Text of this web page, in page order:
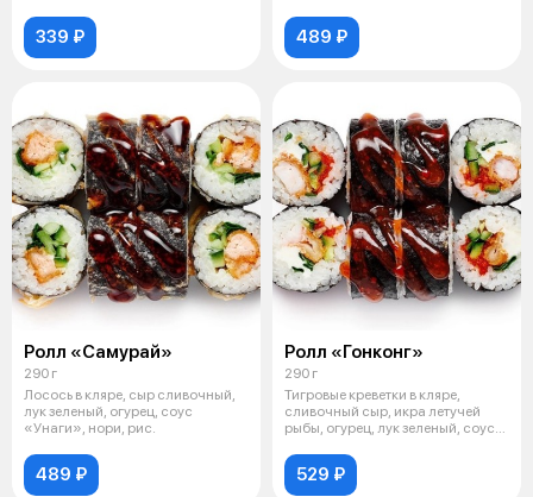
339 ₽ 489 ₽
Ролл «Самурай»
290 г
Лосось в кляре, сыр сливочный,
лук зеленый, огурец, соус
«Унаги», нори, рис.
489 ₽
Ролл «Гонконг»
290 г
Тигровые креветки в кляре,
сливочный сыр, икра летучей
рыбы, огурец, лук зеленый, соус
529 ₽